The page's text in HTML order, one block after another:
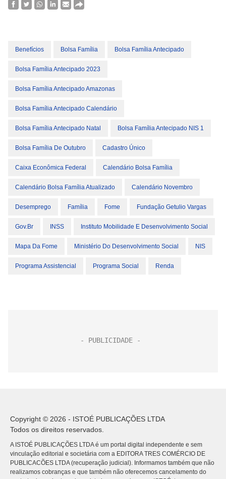
Benefícios Bolsa Família Bolsa Família Antecipado
Bolsa Família Antecipado 2023
Bolsa Família Antecipado Amazonas
Bolsa Família Antecipado Calendário
Bolsa Família Antecipado Natal Bolsa Família Antecipado NIS 1
Bolsa Família De Outubro Cadastro Único
Caixa Econômica Federal Calendário Bolsa Família
Calendário Bolsa Família Atualizado Calendário Novembro
Desemprego Família Fome Fundação Getulio Vargas
Gov.br INSS Instituto Mobilidade E Desenvolvimento Social
Mapa Da Fome Ministério Do Desenvolvimento Social NIS
Programa Assistencial Programa Social Renda
Copyright © 2026 - ISTOÉ PUBLICAÇÕES LTDA
Todos os direitos reservados.
A ISTOÉ PUBLICAÇÕES LTDA é um portal digital independente e sem
vinculação editorial e societária com a EDITORA TRES COMÉRCIO DE
PUBLICACÕES LTDA (recuperação judicial). Informamos também que não
realizamos cobranças e que também não oferecemos cancelamento do